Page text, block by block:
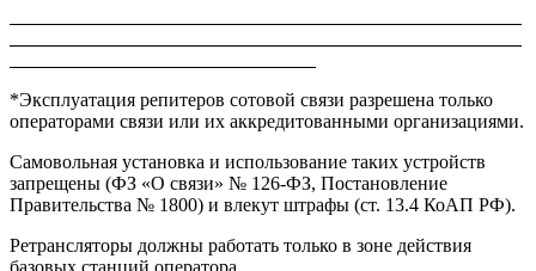
*Эксплуатация репитеров сотовой связи разрешена только
операторами связи или их аккредитованными организациями.
Самовольная установка и использование таких устройств
запрещены (ФЗ «О связи» № 126-ФЗ, Постановление
Правительства № 1800) и влекут штрафы (ст. 13.4 КоАП РФ).
Ретрансляторы должны работать только в зоне действия